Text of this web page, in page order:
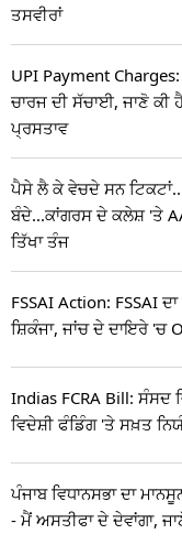
ਤਸਵੀਰਾਂ
UPI Payment
ਚਾਰਜ ਦੀ ਸੱਚਾਈ, ਜਾਣੋ ਕੀ
ਪ੍ਰਸਤਾਵ
ਪੈਸੇ ਲੈ ਕੇ ਵੇਚਦੇ ਸਨ
ਬੰਦੇ...ਕਾਂਗਰਸ ਦੇ ਕਲੇਸ਼ 'ਤੇ
ਤਿੱਖਾ ਤੰਜ
FSSAI Action: FSSAI
ਸ਼ਿਕੰਜਾ, ਜਾਂਚ ਦੇ ਦਾਇਰੇ 'ਚ
Indias FCRA Bill: ਸੰਸਦ
ਵਿਦੇਸ਼ੀ ਫੰਡਿੰਗ 'ਤੇ ਸਖ਼ਤ
ਪੰਜਾਬ ਵਿਧਾਨਸਭਾ ਦਾ
- ਮੈਂ ਅਸਤੀਫਾ ਦੇ ਦੇਵਾਂਗਾ,